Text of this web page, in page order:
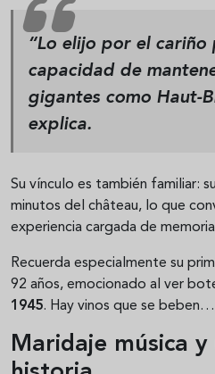
“Lo elijo por el cariño
capacidad de
gigantes como Haut-
explica.
Su vínculo es también familiar:
minutos del château, lo que
experiencia cargada de
Recuerda especialmente su
92 años, emocionado al ver
1945. Hay vinos que se
Maridaje música y